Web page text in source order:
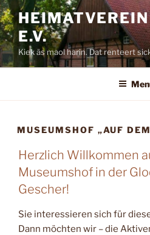
Zum
Inhalt
springen
E.V.
Kiek äs maol harin. Dat renteert
MUSEUMSHOF „AUF
Herzlich Willkommen
Museumshof in der
Gescher!
Sie interessieren sich für
Dann möchten wir – die